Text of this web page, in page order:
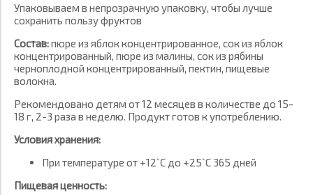
Упаковываем в непрозрачную упаковку, чтобы лучше
сохранить пользу фруктов
Состав:пюре из яблок концентрированное, сок из яблок
концентрированный, пюре из малины, сок из рябины
черноплодной концентрированный, пектин, пищевые
волокна.
Рекомендовано детям от 12 месяцев в количестве до 15-
18 г, 2-3 раза в неделю. Продукт готов к употреблению.
Условия хранения:
При температуре от +12`С до +25`С 365 дней
Пищевая ценность: